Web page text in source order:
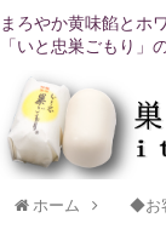
まろやか黄味餡とホ
「いと忠巣ごもり」
ホーム ◆お